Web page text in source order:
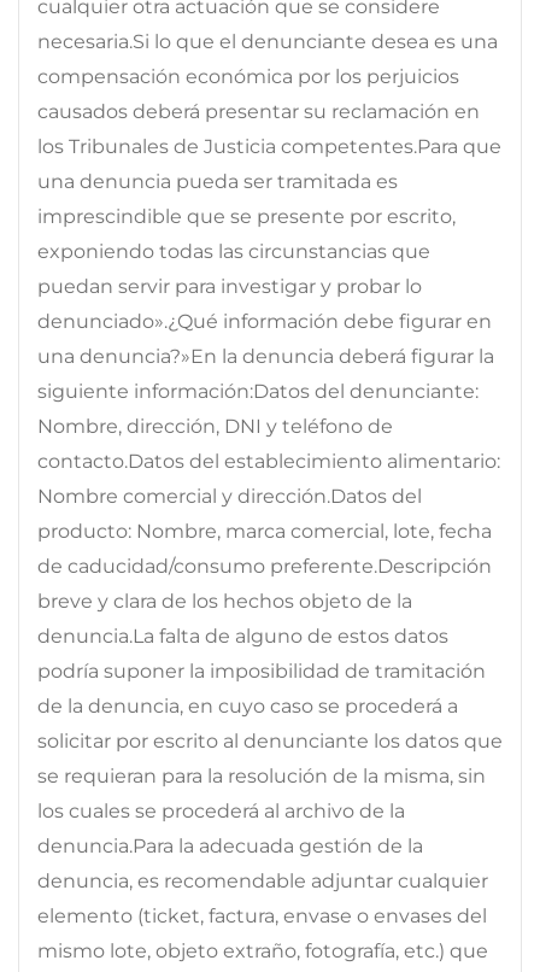
cualquier otra actuación que se considere
necesaria.Si lo que el denunciante desea es una
compensación económica por los perjuicios
causados deberá presentar su reclamación en
los Tribunales de Justicia competentes.Para que
una denuncia pueda ser tramitada es
imprescindible que se presente por escrito,
exponiendo todas las circunstancias que
puedan servir para investigar y probar lo
denunciado».¿Qué información debe figurar en
una denuncia?»En la denuncia deberá figurar la
siguiente información:Datos del denunciante:
Nombre, dirección, DNI y teléfono de
contacto.Datos del establecimiento alimentario:
Nombre comercial y dirección.Datos del
producto: Nombre, marca comercial, lote, fecha
de caducidad/consumo preferente.Descripción
breve y clara de los hechos objeto de la
denuncia.La falta de alguno de estos datos
podría suponer la imposibilidad de tramitación
de la denuncia, en cuyo caso se procederá a
solicitar por escrito al denunciante los datos que
se requieran para la resolución de la misma, sin
los cuales se procederá al archivo de la
denuncia.Para la adecuada gestión de la
denuncia, es recomendable adjuntar cualquier
elemento (ticket, factura, envase o envases del
mismo lote, objeto extraño, fotografía, etc.) que